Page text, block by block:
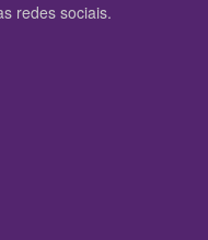
redes sociais.